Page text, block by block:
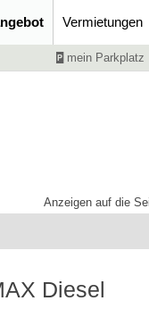
Vermietungen
mein Parkplatz
Anzeigen auf die
Diesel